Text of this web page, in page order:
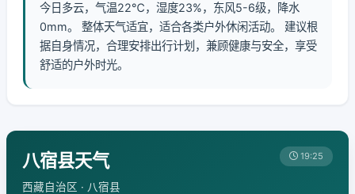
今日多云，气温22℃，湿度23%，东风5-6级，降水
0mm。 整体天气适宜，适合各类户外休闲活动。 建议根
据自身情况，合理安排出行计划，兼顾健康与安全，享受
舒适的户外时光。
八宿县天气
西藏自治区 · 八宿县
19:25